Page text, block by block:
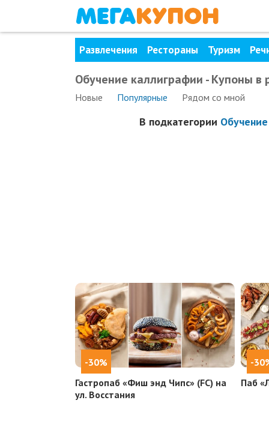
Развлечения Рестораны Туризм
Обучение каллиграфии - Купоны в
Новые Популярные Рядом со мной
В подкатегории
-30%
Гастропаб «Фиш энд Чипс» (FC) на
ул. Восстания
-
Паб